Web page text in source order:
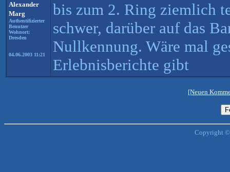
Alexander
Marg
Authentifizierter
Benutzer
Wohnort:
Dresden
04.06.2003 11:21
bis zum 2. Ring ziemlich
schwer, darüber auf das
Nullkennung. Wäre mal
Erlebnisberichte gibt
[Neuen
Copyright ©